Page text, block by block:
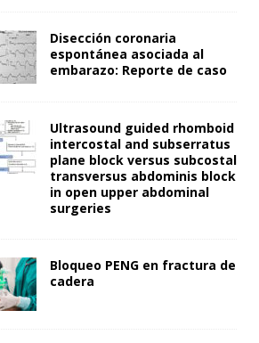
Disección coronaria
espontánea asociada al
embarazo: Reporte de caso
Ultrasound guided rhomboid
intercostal and subserratus
plane block versus subcostal
transversus abdominis block
in open upper abdominal
surgeries
Bloqueo PENG en fractura de
cadera